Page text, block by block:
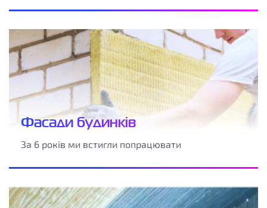
Фасади будинків
За 6 років ми встигли попрацювати